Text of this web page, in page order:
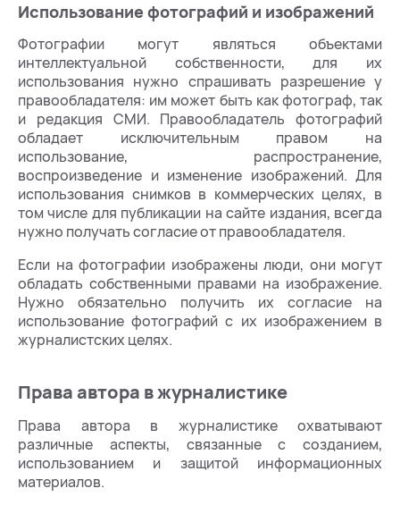
Использование фотографий и изображений
Фотографии могут являться объектами
интеллектуальной собственности, для их
использования нужно спрашивать разрешение у
правообладателя: им может быть как фотограф, так
и редакция СМИ. Правообладатель фотографий
обладает исключительным правом на
использование, распространение,
воспроизведение и изменение изображений. Для
использования снимков в коммерческих целях, в
том числе для публикации на сайте издания, всегда
нужно получать согласие от правообладателя.
Если на фотографии изображены люди, они могут
обладать собственными правами на изображение.
Нужно обязательно получить их согласие на
использование фотографий с их изображением в
журналистских целях.
Права автора в журналистике
Права автора в журналистике охватывают
различные аспекты, связанные с созданием,
использованием и защитой информационных
материалов.